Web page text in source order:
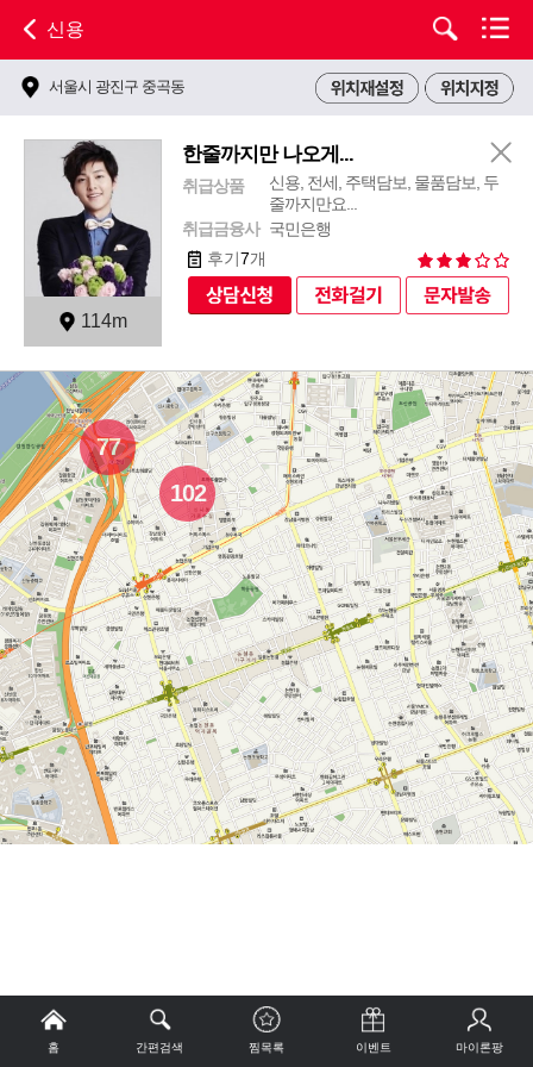
신용
서울시 광진구 중곡동
114m
한줄까지만 나오게...
취급상품
신용, 전세, 주택담보, 물품담보, 두
줄까지만요...
취급금융사 국민은행
후기7개
77
102
홈 간편검색 찜목록 이벤트 마이론팡